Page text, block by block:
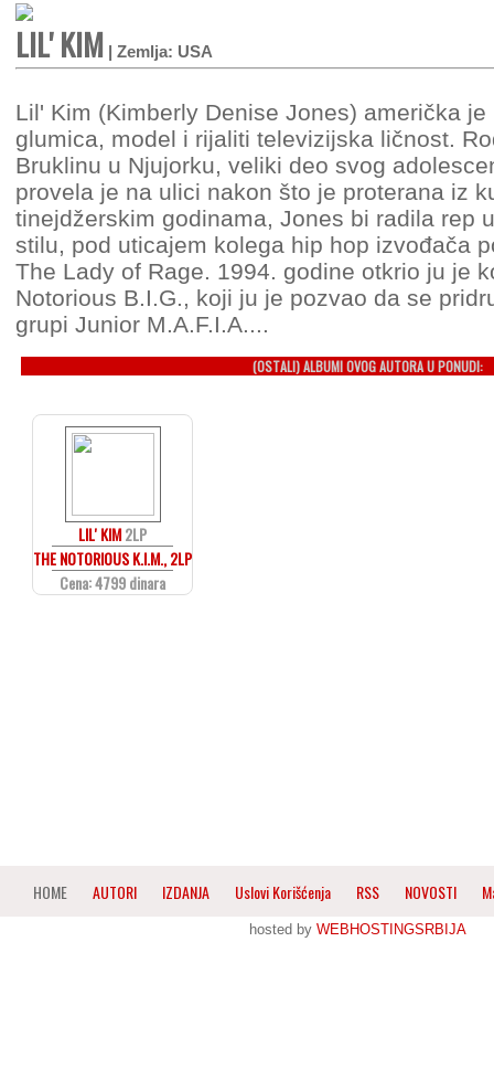
LIL' KIM | Zemlja: USA
Lil' Kim (Kimberly Denise Jones) američka je
glumica, model i rijaliti televizijska ličnost.
Bruklinu u Njujorku, veliki deo svog
provela je na ulici nakon što je proterana iz
tinejdžerskim godinama, Jones bi radila rep
stilu, pod uticajem kolega hip hop izvođača
The Lady of Rage. 1994. godine otkrio ju je
Notorious B.I.G., koji ju je pozvao da se
grupi Junior M.A.F.I.A....
(OSTALI) ALBUMI OVOG AUTORA U PONUDI:
LIL' KIM2LP
THE NOTORIOUS K.I.M., 2LP
Cena: 4799 dinara
HOME AUTORI IZDANJA Uslovi Korišćenja RSS NOVOSTI
hosted by WEBHOSTINGSRBIJA